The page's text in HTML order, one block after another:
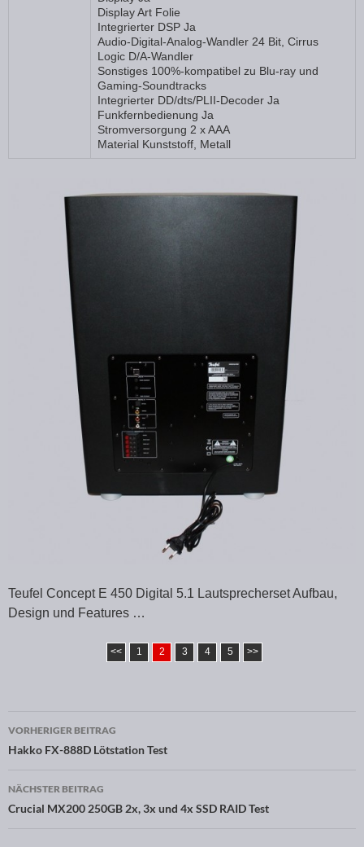
Display Art Folie
Integrierter DSP Ja
Audio-Digital-Analog-Wandler 24 Bit, Cirrus
Logic D/A-Wandler
Sonstiges 100%-kompatibel zu Blu-ray und
Gaming-Soundtracks
Integrierter DD/dts/PLII-Decoder Ja
Funkfernbedienung Ja
Stromversorgung 2 x AAA
Material Kunststoff, Metall
Teufel Concept E 450 Digital 5.1 Lautsprecherset Aufbau,
Design und Features …
<< 1 2 3 4 5 >>
Beitragsnavigation
VORHERIGER BEITRAG
Hakko FX-888D Lötstation Test
NÄCHSTER BEITRAG
Crucial MX200 250GB 2x, 3x und 4x SSD RAID Test